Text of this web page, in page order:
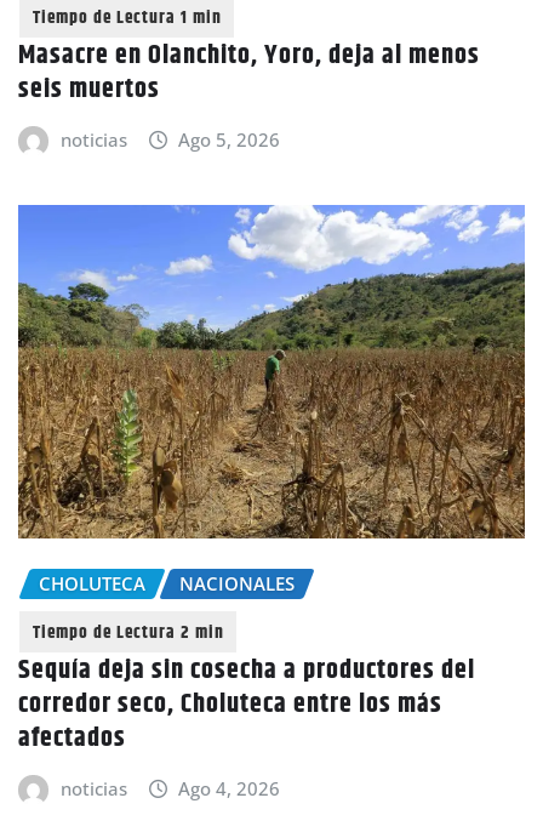
Masacre en Olanchito, Yoro, deja al menos
seis muertos
noticias Ago 5, 2026
CHOLUTECA NACIONALES
Sequía deja sin cosecha a productores del
corredor seco, Choluteca entre los más
afectados
noticias Ago 4, 2026